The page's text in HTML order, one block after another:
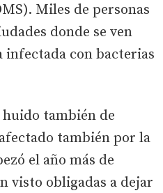
Miles de personas
donde se ven
infectada con bacterias
también de
también por la
el año más de
visto obligadas a dejar